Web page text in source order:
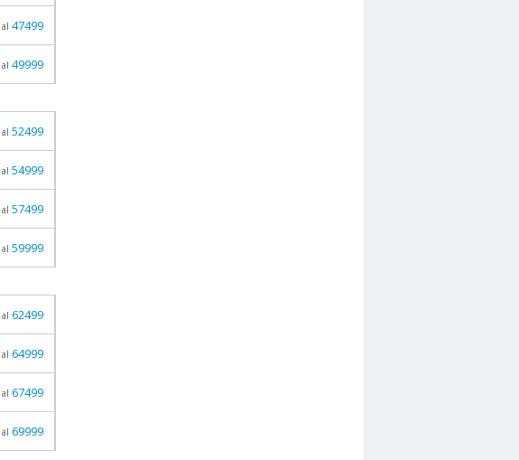
al 47499
al 49999
al 52499
al 54999
al 57499
al 59999
al 62499
al 64999
al 67499
al 69999